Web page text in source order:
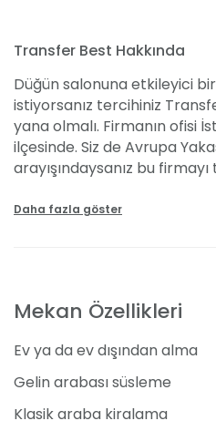
Transfer Best Hakkında
Düğün salonuna etkileyici
istiyorsanız tercihiniz
yana olmalı. Firmanın ofisi
ilçesinde. Siz de Avrupa
arayışındaysanız bu
gelin arabasına sahip
sonra araç tam vaktinde
diye firma şoför temin
şoför, sizleri trafiksiz
Firma, gelin arabası olarak
Daha fazla göster
Mekan Özellikleri
Ev ya da ev dışından alma
Gelin arabası süsleme
Klasik araba kiralama